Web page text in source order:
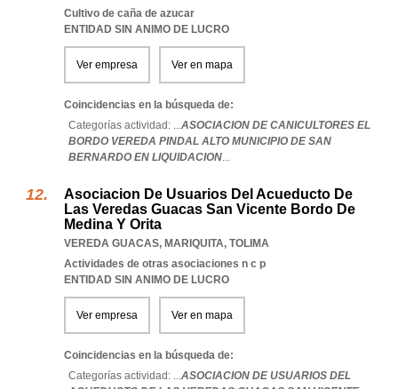
Cultivo de caña de azucar
ENTIDAD SIN ANIMO DE LUCRO
Ver empresa Ver en mapa
Coincidencias en la búsqueda de:
Categorías actividad: ...ASOCIACION DE CANICULTORES EL
BORDO VEREDA PINDAL ALTO MUNICIPIO DE SAN
BERNARDO EN LIQUIDACION...
Asociacion De Usuarios Del Acueducto De
Las Veredas Guacas San Vicente Bordo De
Medina Y Orita
VEREDA GUACAS, MARIQUITA, TOLIMA
Actividades de otras asociaciones n c p
ENTIDAD SIN ANIMO DE LUCRO
Ver empresa Ver en mapa
Coincidencias en la búsqueda de:
Categorías actividad: ...ASOCIACION DE USUARIOS DEL